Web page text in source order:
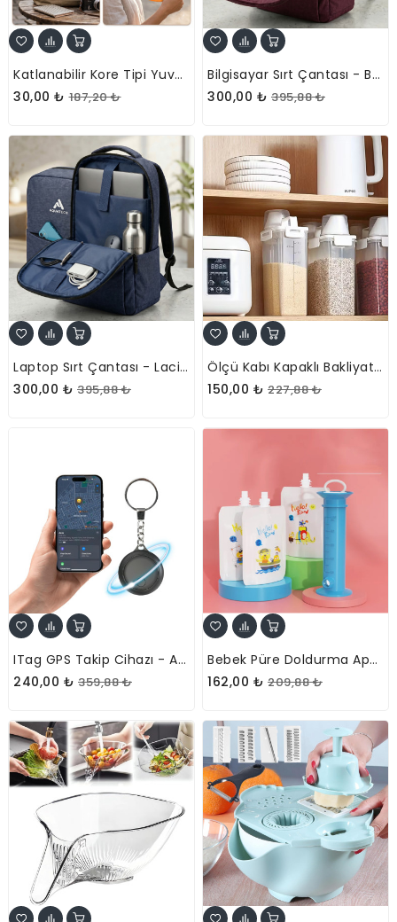
Katlanabilir Kore Tipi Yuvarlak Yelpaze -Çanta Boy - Hafif Tasarım
30,00 ₺ 187,20 ₺
Bilgisayar Sırt Çantası - Bordo - İç Bölmeli - Organizer Cepli
300,00 ₺ 395,88 ₺
Laptop Sırt Çantası - Lacivert - İç Bölmeli - Bilgisayar Korumalı
300,00 ₺ 395,88 ₺
Ölçü Kabı Kapaklı Bakliyat Saklama Kabı - Kulplu Tasarım - 1800 Ml
150,00 ₺ 227,88 ₺
ITag GPS Takip Cihazı - Apple Bul (Find My) Uyumlu
240,00 ₺ 359,88 ₺
Bebek Püre Doldurma Aparatı Seti - 10 Yedek Püre Paketli
162,00 ₺ 209,88 ₺